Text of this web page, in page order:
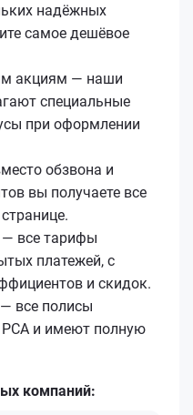
надёжных
самое дешёвое
акциям — наши
специальные
при оформлении
обзвона и
вы получаете все
— все тарифы
платежей, с
и скидок.
все полисы
РСА и имеют полную
компаний: